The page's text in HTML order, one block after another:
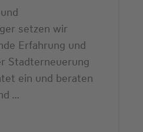
setzen wir
Erfahrung und
Stadterneuerung
ein und beraten
…